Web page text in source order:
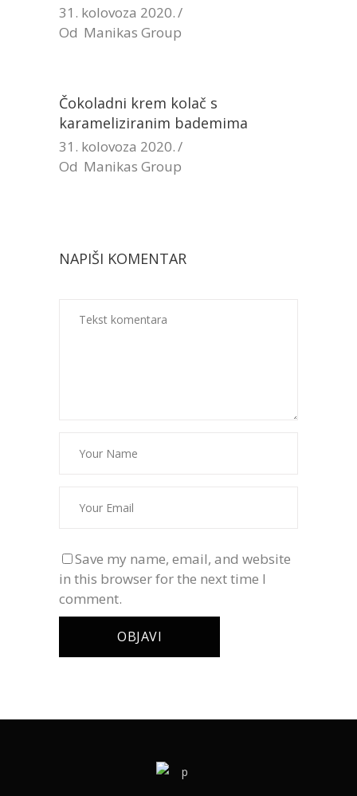
31. kolovoza 2020.
Od Manikas Group
Čokoladni krem kolač s
karameliziranim bademima
31. kolovoza 2020.
Od Manikas Group
NAPIŠI KOMENTAR
Save my name, email, and website
in this browser for the next time I
comment.